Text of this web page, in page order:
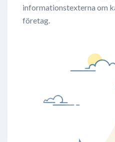
informationstexterna om
företag.